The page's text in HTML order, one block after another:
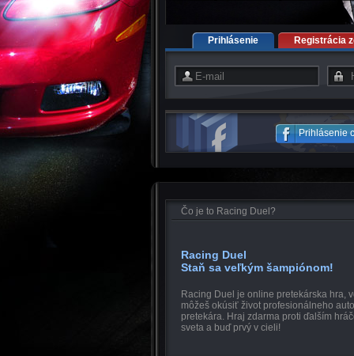
Prihlásenie Registrácia
Prihlásenie
Čo je to Racing Duel?
Racing Duel
Staň sa veľkým šampiónom!
Racing Duel je online pretekárska hra,
môžeš okúsiť život profesionálneho
pretekára. Hraj zdarma proti ďalším
sveta a buď prvý v cieli!